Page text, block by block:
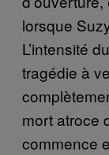
lorsque
L’intensité
tragédie à
mort atroce
commence